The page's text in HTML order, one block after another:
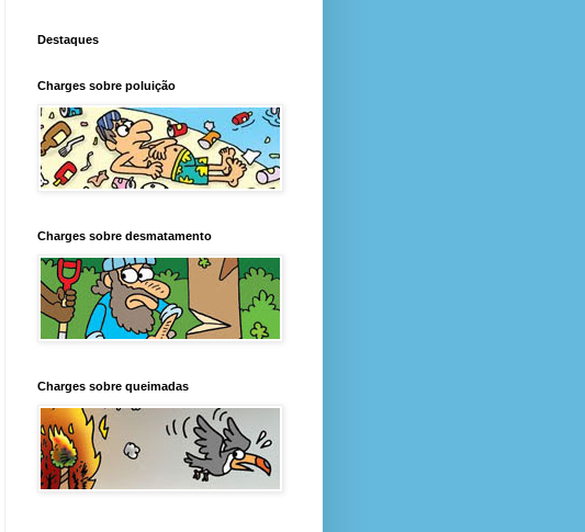
Destaques
Charges sobre poluição
Charges sobre desmatamento
Charges sobre queimadas